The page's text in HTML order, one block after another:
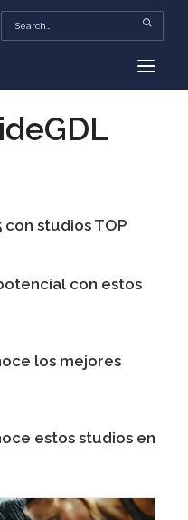
con studios TOP
con estos
los mejores
estos studios en